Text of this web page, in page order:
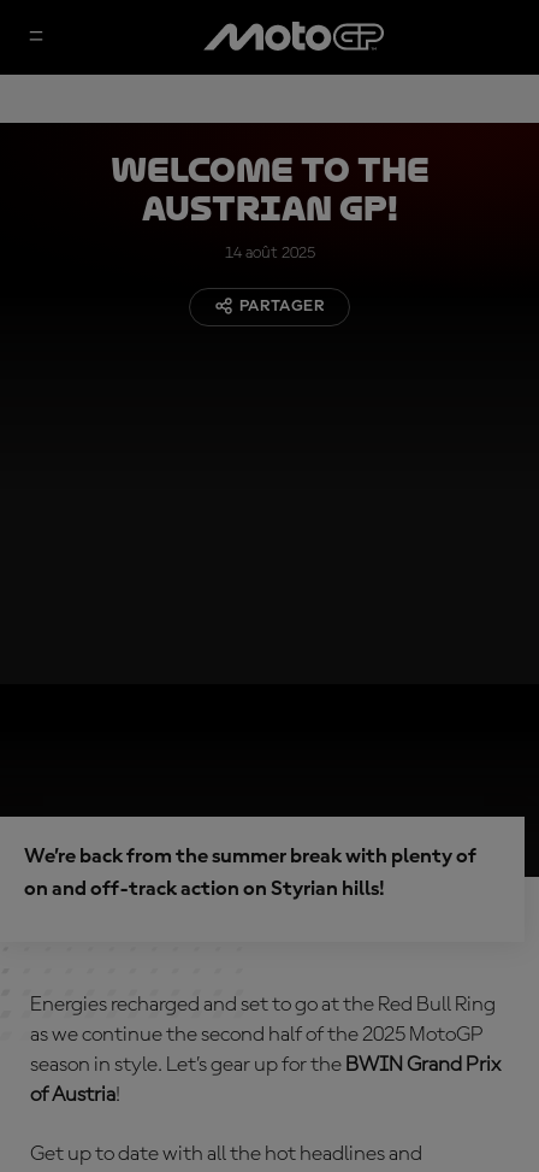
Welcome to the
Austrian GP!
14 août 2025
PARTAGER
We’re back from the summer break with plenty of
on and off-track action on Styrian hills!
Energies recharged and set to go at the Red Bull Ring
as we continue the second half of the 2025 MotoGP
season in style. Let’s gear up for the BWIN Grand Prix
of Austria!
Get up to date with all the hot headlines and